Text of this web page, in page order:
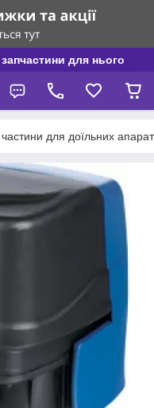
для нього
для доїльних